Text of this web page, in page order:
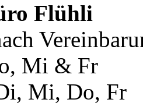
Flühli
Mi & Fr
Mi, Do, Fr